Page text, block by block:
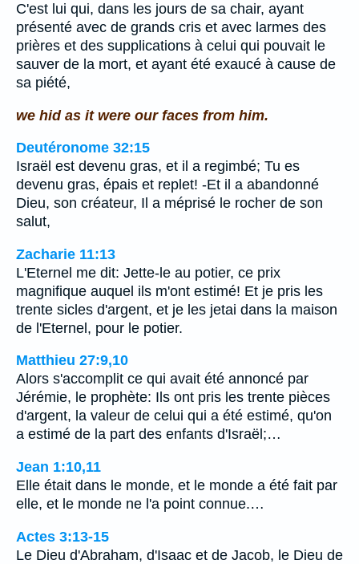
C'est lui qui, dans les jours de sa chair, ayant
présenté avec de grands cris et avec larmes des
prières et des supplications à celui qui pouvait le
sauver de la mort, et ayant été exaucé à cause de
sa piété,
we hid as it were our faces from him.
Deutéronome 32:15
Israël est devenu gras, et il a regimbé; Tu es
devenu gras, épais et replet! -Et il a abandonné
Dieu, son créateur, Il a méprisé le rocher de son
salut,
Zacharie 11:13
L'Eternel me dit: Jette-le au potier, ce prix
magnifique auquel ils m'ont estimé! Et je pris les
trente sicles d'argent, et je les jetai dans la maison
de l'Eternel, pour le potier.
Matthieu 27:9,10
Alors s'accomplit ce qui avait été annoncé par
Jérémie, le prophète: Ils ont pris les trente pièces
d'argent, la valeur de celui qui a été estimé, qu'on
a estimé de la part des enfants d'Israël;…
Jean 1:10,11
Elle était dans le monde, et le monde a été fait par
elle, et le monde ne l'a point connue.…
Actes 3:13-15
Le Dieu d'Abraham, d'Isaac et de Jacob, le Dieu de